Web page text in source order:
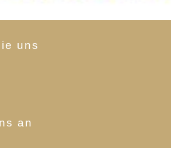
uns
an